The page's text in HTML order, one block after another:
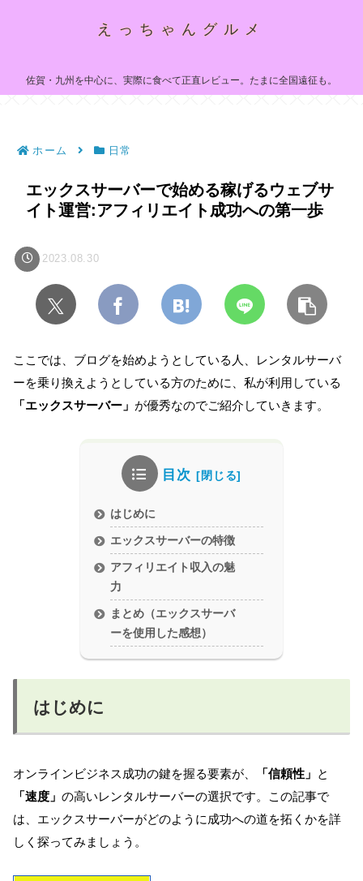
えっちゃんグルメ
佐賀・九州を中心に、実際に食べて正直レビュー。たまに全国遠征も。
ホーム 日常
エックスサーバーで始める稼げるウェブサ
イト運営:アフィリエイト成功への第一歩
2023.08.30
ここでは、ブログを始めようとしている人、レンタルサーバ
ーを乗り換えようとしている方のために、私が利用している
「エックスサーバー」 が優秀なのでご紹介していきます。
目次
はじめに
エックスサーバーの特徴
アフィリエイト収入の魅
力
まとめ（エックスサーバ
ーを使用した感想）
はじめに
オンラインビジネス成功の鍵を握る要素が、 「信頼性」 と
「速度」 の高いレンタルサーバーの選択です。この記事で
は、エックスサーバーがどのように成功への道を拓くかを詳
しく探ってみましょう。